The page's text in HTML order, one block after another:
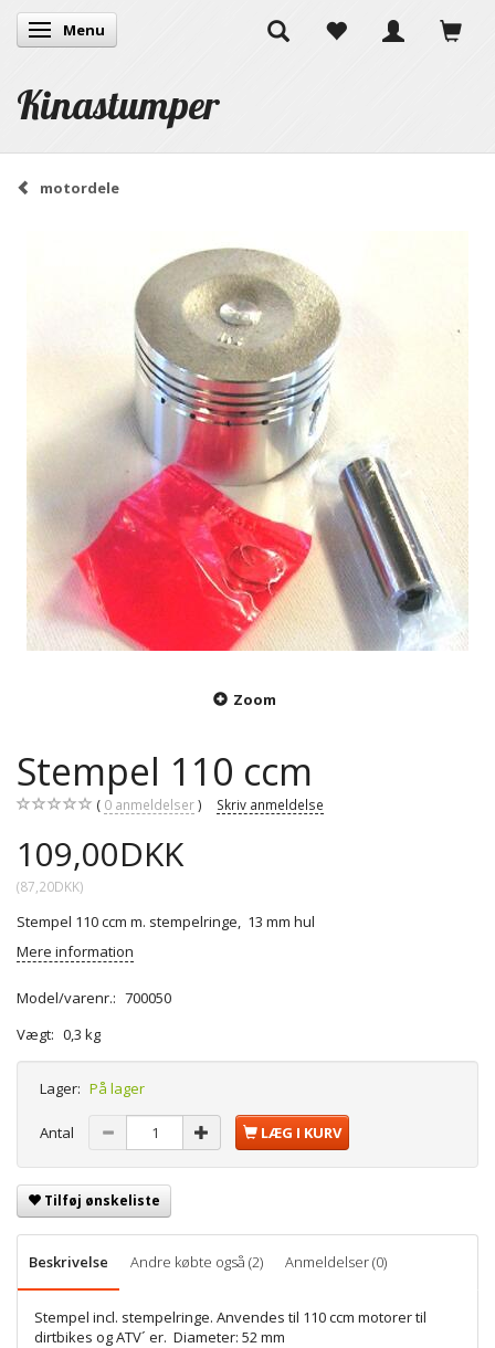
Skifte navigation
Menu
Kinastumper
motordele
Zoom
Stempel 110 ccm
0 anmeldelser Skriv anmeldelse
109,00DKK
(87,20DKK)
Stempel 110 ccm m. stempelringe, 13 mm hul
Mere information
Model/varenr.: 700050
Vægt: 0,3 kg
Lager: På lager
Antal LÆG I KURV
Tilføj ønskeliste
Beskrivelse Andre købte også (2) Anmeldelser (0)
Stempel incl. stempelringe. Anvendes til 110 ccm motorer til
dirtbikes og ATV´ er. Diameter: 52 mm